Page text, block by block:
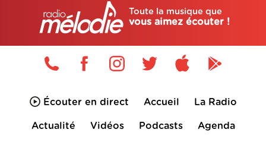
Toute la musique que
vous aimez écouter !
Écouter en direct Accueil La Radio
Actualité Vidéos Podcasts Agenda